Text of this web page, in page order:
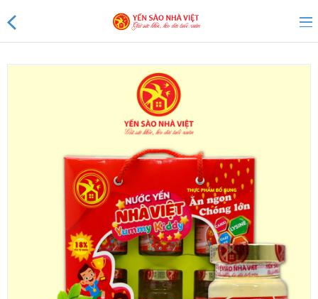
Yến Tổ Nhà Việt
Yến sào Nhà Việt 20%
Yến sào Nhà Việt 18%